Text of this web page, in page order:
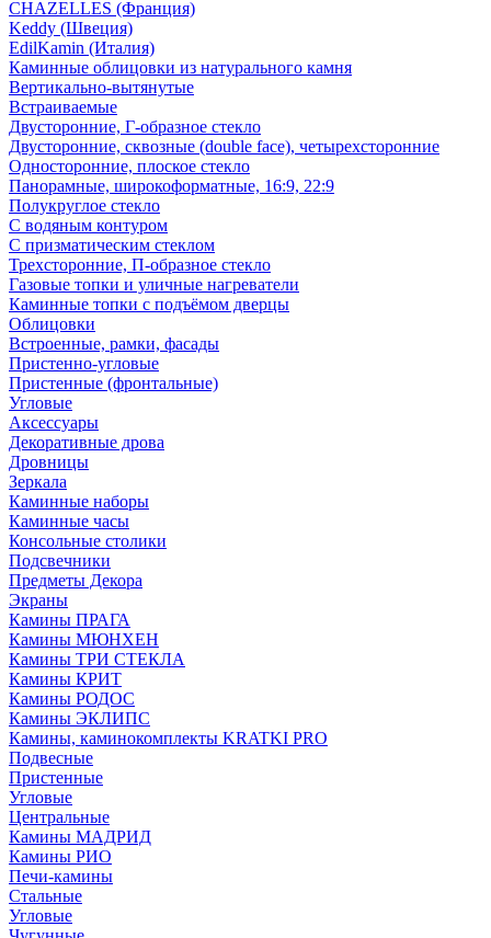
CHAZELLES (Франция)
Keddy (Швеция)
EdilKamin (Италия)
Каминные облицовки из натурального камня
Вертикально-вытянутые
Встраиваемые
Двусторонние, Г-образное стекло
Двусторонние, сквозные (double face), четырехсторонние
Односторонние, плоское стекло
Панорамные, широкоформатные, 16:9, 22:9
Полукруглое стекло
С водяным контуром
С призматическим стеклом
Трехсторонние, П-образное стекло
Газовые топки и уличные нагреватели
Каминные топки с подъёмом дверцы
Облицовки
Встроенные, рамки, фасады
Пристенно-угловые
Пристенные (фронтальные)
Угловые
Аксессуары
Декоративные дрова
Дровницы
Зеркала
Каминные наборы
Каминные часы
Консольные столики
Подсвечники
Предметы Декора
Экраны
Камины ПРАГА
Камины МЮНХЕН
Камины ТРИ СТЕКЛА
Камины КРИТ
Камины РОДОС
Камины ЭКЛИПС
Камины, каминокомплекты KRATKI PRO
Подвесные
Пристенные
Угловые
Центральные
Камины МАДРИД
Камины РИО
Печи-камины
Стальные
Угловые